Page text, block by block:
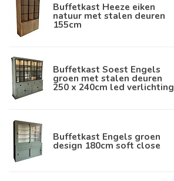
Buffetkast Heeze eiken
natuur met stalen deuren
155cm
Buffetkast Soest Engels
groen met stalen deuren
250 x 240cm led verlichting
Buffetkast Engels groen
design 180cm soft close